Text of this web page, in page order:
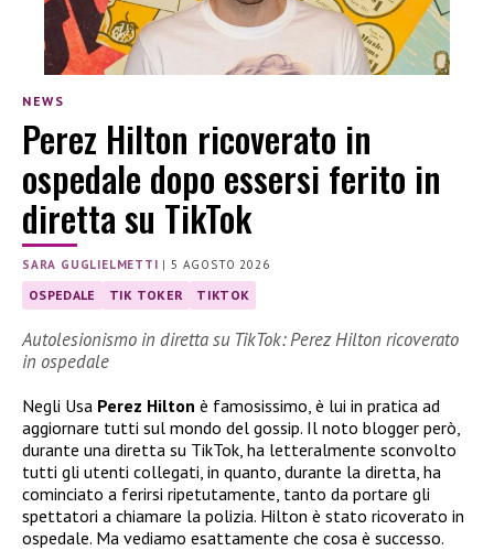
NEWS
Perez Hilton ricoverato in
ospedale dopo essersi ferito in
diretta su TikTok
SARA GUGLIELMETTI |5 AGOSTO 2026
OSPEDALE TIK TOKER TIKTOK
Autolesionismo in diretta su TikTok: Perez Hilton ricoverato
in ospedale
Negli Usa Perez Hilton è famosissimo, è lui in pratica ad
aggiornare tutti sul mondo del gossip. Il noto blogger però,
durante una diretta su TikTok, ha letteralmente sconvolto
tutti gli utenti collegati, in quanto, durante la diretta, ha
cominciato a ferirsi ripetutamente, tanto da portare gli
spettatori a chiamare la polizia. Hilton è stato ricoverato in
ospedale. Ma vediamo esattamente che cosa è successo.